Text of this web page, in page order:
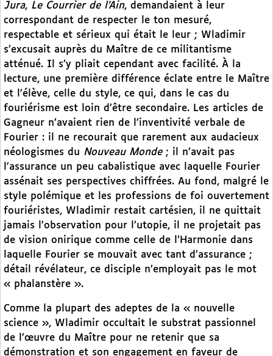
Jura, Le Courrier de l’Ain, demandaient à leur
correspondant de respecter le ton mesuré,
respectable et sérieux qui était le leur ; Wladimir
s’excusait auprès du Maître de ce militantisme
atténué. Il s’y pliait cependant avec facilité. À la
lecture, une première différence éclate entre le Maître
et l’élève, celle du style, ce qui, dans le cas du
fouriérisme est loin d’être secondaire. Les articles de
Gagneur n’avaient rien de l’inventivité verbale de
Fourier : il ne recourait que rarement aux audacieux
néologismes du Nouveau Monde; il n’avait pas
l’assurance un peu cabalistique avec laquelle Fourier
assénait ses perspectives chiffrées. Au fond, malgré le
style polémique et les professions de foi ouvertement
fouriéristes, Wladimir restait cartésien, il ne quittait
jamais l’observation pour l’utopie, il ne projetait pas
de vision onirique comme celle de l’Harmonie dans
laquelle Fourier se mouvait avec tant d’assurance ;
détail révélateur, ce disciple n’employait pas le mot
« phalanstère ».
Comme la plupart des adeptes de la « nouvelle
science », Wladimir occultait le substrat passionnel
de l’œuvre du Maître pour ne retenir que sa
démonstration et son engagement en faveur de